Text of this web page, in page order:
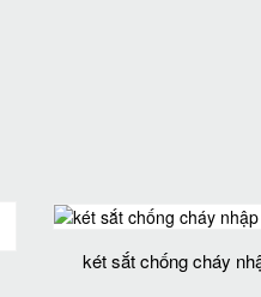
két sắt chống cháy